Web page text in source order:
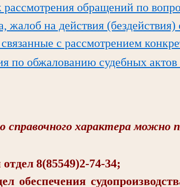
обращений по
жалоб на действия
связанные с рассмотрением
по обжалованию судебных
характера можно
8(85549)2-74-34;